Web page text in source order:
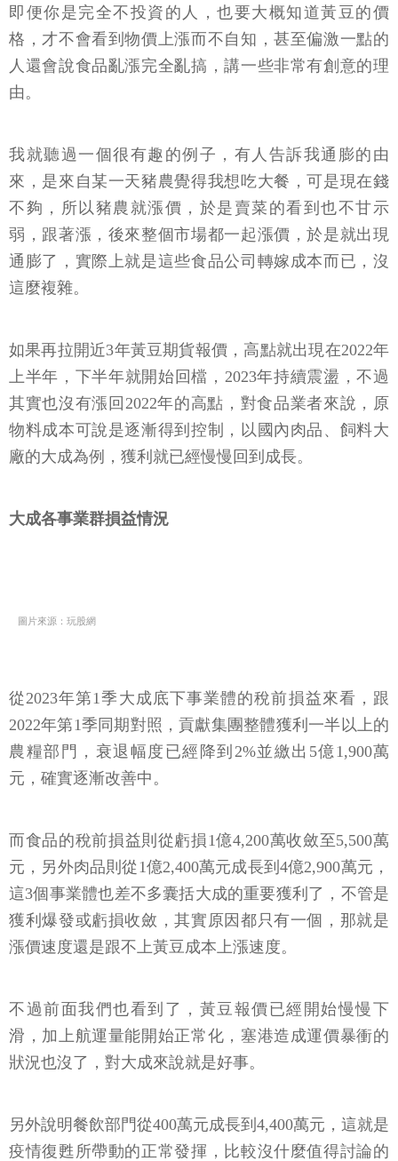
即便你是完全不投資的人，也要大概知道黃豆的價
格，才不會看到物價上漲而不自知，甚至偏激一點的
人還會說食品亂漲完全亂搞，講一些非常有創意的理
由。
我就聽過一個很有趣的例子，有人告訴我通膨的由
來，是來自某一天豬農覺得我想吃大餐，可是現在錢
不夠，所以豬農就漲價，於是賣菜的看到也不甘示
弱，跟著漲，後來整個市場都一起漲價，於是就出現
通膨了，實際上就是這些食品公司轉嫁成本而已，沒
這麼複雜。
如果再拉開近3年黃豆期貨報價，高點就出現在2022年
上半年，下半年就開始回檔，2023年持續震盪，不過
其實也沒有漲回2022年的高點，對食品業者來說，原
物料成本可說是逐漸得到控制，以國內肉品、飼料大
廠的大成為例，獲利就已經慢慢回到成長。
大成各事業群損益情況
圖片來源：玩股網
從2023年第1季大成底下事業體的稅前損益來看，跟
2022年第1季同期對照，貢獻集團整體獲利一半以上的
農糧部門，衰退幅度已經降到2%並繳出5億1,900萬
元，確實逐漸改善中。
而食品的稅前損益則從虧損1億4,200萬收斂至5,500萬
元，另外肉品則從1億2,400萬元成長到4億2,900萬元，
這3個事業體也差不多囊括大成的重要獲利了，不管是
獲利爆發或虧損收斂，其實原因都只有一個，那就是
漲價速度還是跟不上黃豆成本上漲速度。
不過前面我們也看到了，黃豆報價已經開始慢慢下
滑，加上航運量能開始正常化，塞港造成運價暴衝的
狀況也沒了，對大成來說就是好事。
另外說明餐飲部門從400萬元成長到4,400萬元，這就是
疫情復甦所帶動的正常發揮，比較沒什麼值得討論的